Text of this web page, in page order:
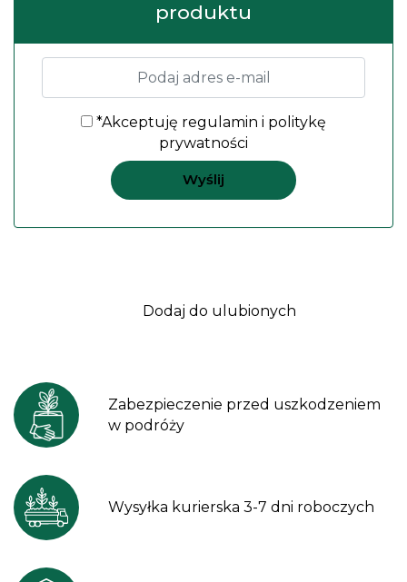
produktu
*Akceptuję regulamin i politykę
prywatności
Dodaj do ulubionych
Zabezpieczenie przed uszkodzeniem
w podróży
Wysyłka kurierska 3-7 dni roboczych